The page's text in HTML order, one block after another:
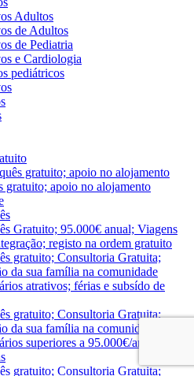
Adultos
de Adultos
de Pediatria
e Cardiologia
pediátricos
gratuito; apoio no alojamento
gratuito; apoio no alojamento
Gratuito; 95.000€ anual; Viagens
registo na ordem gratuito
gratuito; Consultoria Gratuita;
da sua família na comunidade
atrativos; férias e subsído de
gratuito; Consultoria Gratuita;
da sua família na comunidade
superiores a 95.000€/ano; férias
gratuito; Consultoria Gratuita;